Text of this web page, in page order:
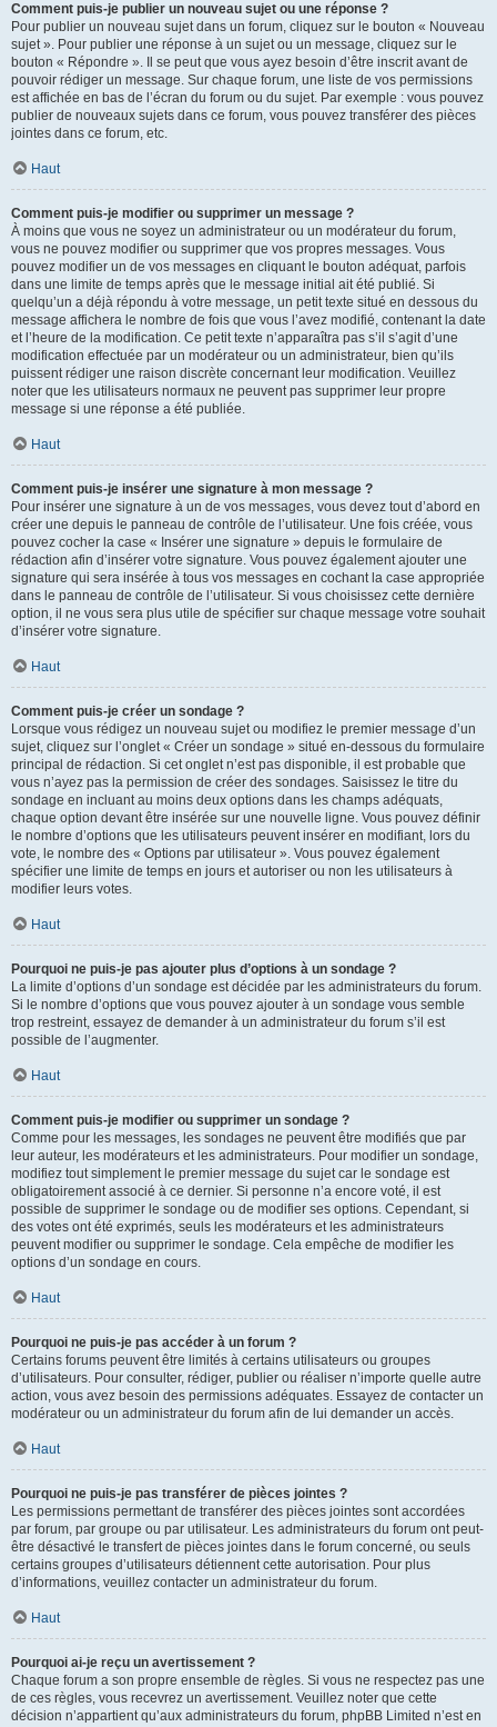
Comment puis-je publier un nouveau sujet ou une réponse ?
Pour publier un nouveau sujet dans un forum, cliquez sur le bouton « Nouveau
sujet ». Pour publier une réponse à un sujet ou un message, cliquez sur le
bouton « Répondre ». Il se peut que vous ayez besoin d’être inscrit avant de
pouvoir rédiger un message. Sur chaque forum, une liste de vos permissions
est affichée en bas de l’écran du forum ou du sujet. Par exemple : vous pouvez
publier de nouveaux sujets dans ce forum, vous pouvez transférer des pièces
jointes dans ce forum, etc.
Haut
Comment puis-je modifier ou supprimer un message ?
À moins que vous ne soyez un administrateur ou un modérateur du forum,
vous ne pouvez modifier ou supprimer que vos propres messages. Vous
pouvez modifier un de vos messages en cliquant le bouton adéquat, parfois
dans une limite de temps après que le message initial ait été publié. Si
quelqu’un a déjà répondu à votre message, un petit texte situé en dessous du
message affichera le nombre de fois que vous l’avez modifié, contenant la date
et l’heure de la modification. Ce petit texte n’apparaîtra pas s’il s’agit d’une
modification effectuée par un modérateur ou un administrateur, bien qu’ils
puissent rédiger une raison discrète concernant leur modification. Veuillez
noter que les utilisateurs normaux ne peuvent pas supprimer leur propre
message si une réponse a été publiée.
Haut
Comment puis-je insérer une signature à mon message ?
Pour insérer une signature à un de vos messages, vous devez tout d’abord en
créer une depuis le panneau de contrôle de l’utilisateur. Une fois créée, vous
pouvez cocher la case « Insérer une signature » depuis le formulaire de
rédaction afin d’insérer votre signature. Vous pouvez également ajouter une
signature qui sera insérée à tous vos messages en cochant la case appropriée
dans le panneau de contrôle de l’utilisateur. Si vous choisissez cette dernière
option, il ne vous sera plus utile de spécifier sur chaque message votre souhait
d’insérer votre signature.
Haut
Comment puis-je créer un sondage ?
Lorsque vous rédigez un nouveau sujet ou modifiez le premier message d’un
sujet, cliquez sur l’onglet « Créer un sondage » situé en-dessous du formulaire
principal de rédaction. Si cet onglet n’est pas disponible, il est probable que
vous n’ayez pas la permission de créer des sondages. Saisissez le titre du
sondage en incluant au moins deux options dans les champs adéquats,
chaque option devant être insérée sur une nouvelle ligne. Vous pouvez définir
le nombre d’options que les utilisateurs peuvent insérer en modifiant, lors du
vote, le nombre des « Options par utilisateur ». Vous pouvez également
spécifier une limite de temps en jours et autoriser ou non les utilisateurs à
modifier leurs votes.
Haut
Pourquoi ne puis-je pas ajouter plus d’options à un sondage ?
La limite d’options d’un sondage est décidée par les administrateurs du forum.
Si le nombre d’options que vous pouvez ajouter à un sondage vous semble
trop restreint, essayez de demander à un administrateur du forum s’il est
possible de l’augmenter.
Haut
Comment puis-je modifier ou supprimer un sondage ?
Comme pour les messages, les sondages ne peuvent être modifiés que par
leur auteur, les modérateurs et les administrateurs. Pour modifier un sondage,
modifiez tout simplement le premier message du sujet car le sondage est
obligatoirement associé à ce dernier. Si personne n’a encore voté, il est
possible de supprimer le sondage ou de modifier ses options. Cependant, si
des votes ont été exprimés, seuls les modérateurs et les administrateurs
peuvent modifier ou supprimer le sondage. Cela empêche de modifier les
options d’un sondage en cours.
Haut
Pourquoi ne puis-je pas accéder à un forum ?
Certains forums peuvent être limités à certains utilisateurs ou groupes
d’utilisateurs. Pour consulter, rédiger, publier ou réaliser n’importe quelle autre
action, vous avez besoin des permissions adéquates. Essayez de contacter un
modérateur ou un administrateur du forum afin de lui demander un accès.
Haut
Pourquoi ne puis-je pas transférer de pièces jointes ?
Les permissions permettant de transférer des pièces jointes sont accordées
par forum, par groupe ou par utilisateur. Les administrateurs du forum ont peut-
être désactivé le transfert de pièces jointes dans le forum concerné, ou seuls
certains groupes d’utilisateurs détiennent cette autorisation. Pour plus
d’informations, veuillez contacter un administrateur du forum.
Haut
Pourquoi ai-je reçu un avertissement ?
Chaque forum a son propre ensemble de règles. Si vous ne respectez pas une
de ces règles, vous recevrez un avertissement. Veuillez noter que cette
décision n’appartient qu’aux administrateurs du forum, phpBB Limited n’est en